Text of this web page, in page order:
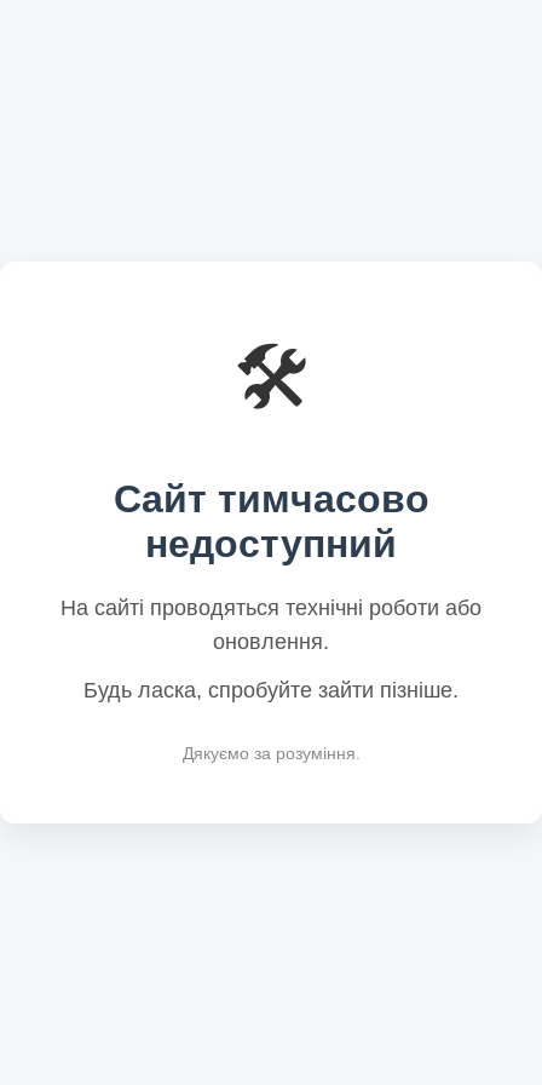
🛠️
Сайт тимчасово
недоступний
На сайті проводяться технічні роботи або
оновлення.
Будь ласка, спробуйте зайти пізніше.
Дякуємо за розуміння.